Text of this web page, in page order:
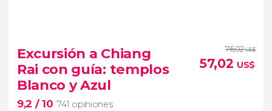
descubriremos dos de los lugares más
famosos de Bangkok
Damnoen Saduak
Ayutthaya
Excursión a Chiang
Rai con guía: templos
Blanco y Azul
9,2 / 10 741 opiniones
76,02US$
57,02 US$